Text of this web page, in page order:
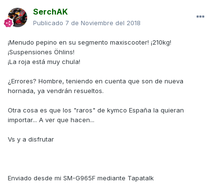
SerchAK
Publicado 7 de Noviembre del 2018
¡Menudo pepino en su segmento maxiscooter! ¡210kg!
¡Suspensiones Öhlins!
¡La roja está muy chula!
¿Errores? Hombre, teniendo en cuenta que son de nueva
hornada, ya vendrán resueltos.
Otra cosa es que los "raros" de kymco España la quieran
importar... A ver que hacen...
Vs y a disfrutar
Enviado desde mi SM-G965F mediante Tapatalk